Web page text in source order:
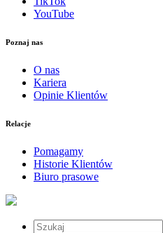
YouTube
Poznaj nas
O nas
Kariera
Opinie Klientów
Relacje
Pomagamy
Historie Klientów
Biuro prasowe